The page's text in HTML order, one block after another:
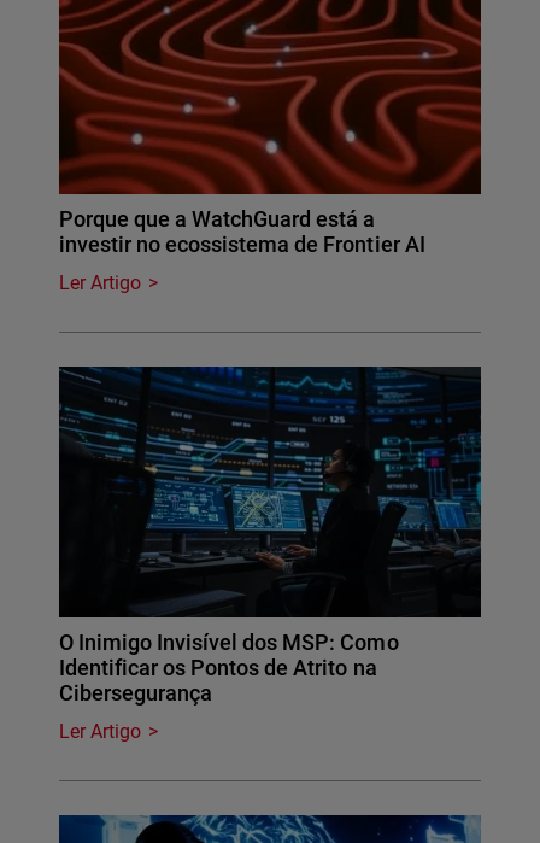
Porque que a WatchGuard está a
investir no ecossistema de Frontier AI
Ler Artigo
O Inimigo Invisível dos MSP: Como
Identificar os Pontos de Atrito na
Cibersegurança
Ler Artigo